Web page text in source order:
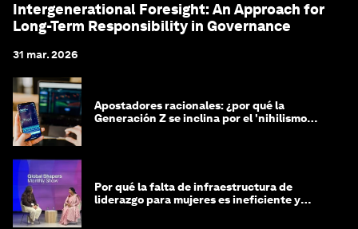
Intergenerational Foresight: An Approach for
Long-Term Responsibility in Governance
31 mar. 2026
Apostadores racionales: ¿por qué la
Generación Z se inclina por el 'nihilismo
Por qué la falta de infraestructura de
liderazgo para mujeres es ineficiente y